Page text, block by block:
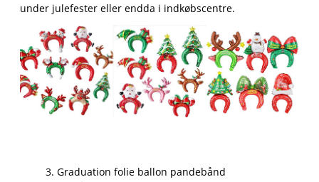
under julefester eller endda i indkøbscentre.
3. Graduation folie ballon pandebånd